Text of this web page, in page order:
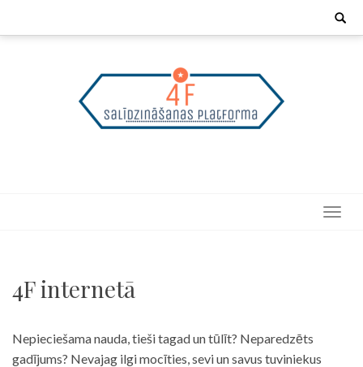
Search
4F internetā
Nepieciešama nauda, tieši tagad un tūlīt? Neparedzēts
gadījums? Nevajag ilgi mocīties, sevi un savus tuviniekus